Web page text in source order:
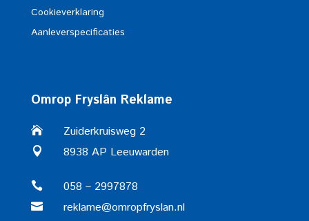
Cookieverklaring
Aanleverspecificaties
Omrop Fryslân Reklame
 Zuiderkruisweg 2
 8938 AP Leeuwarden
 058 – 2997878

reklame@omropfryslan.nl